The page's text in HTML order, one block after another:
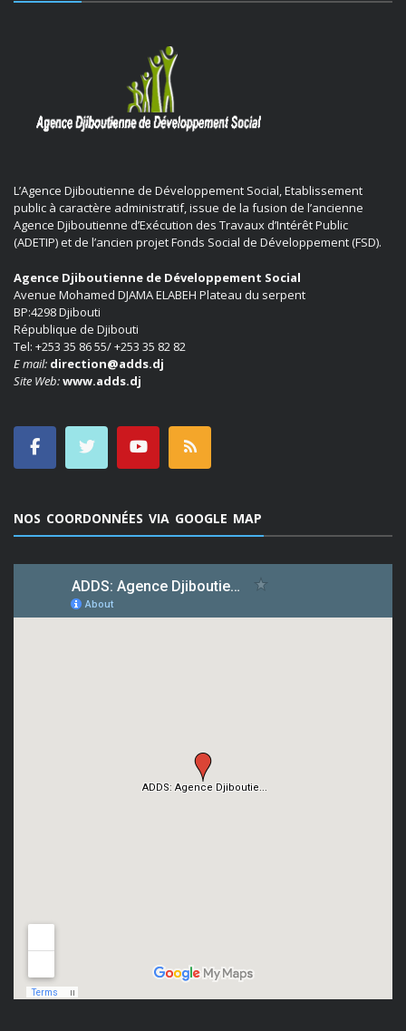
L’Agence Djiboutienne de Développement Social, Etablissement
public à caractère administratif, issue de la fusion de l’ancienne
Agence Djiboutienne d’Exécution des Travaux d’Intérêt Public
(ADETIP) et de l’ancien projet Fonds Social de Développement (FSD).
Agence Djiboutienne de Développement Social
Avenue Mohamed DJAMA ELABEH Plateau du serpent
BP:4298 Djibouti
République de Djibouti
Tel: +253 35 86 55/ +253 35 82 82
E mail: direction@adds.dj
Site Web:www.adds.dj
NOS COORDONNÉES VIA GOOGLE MAP